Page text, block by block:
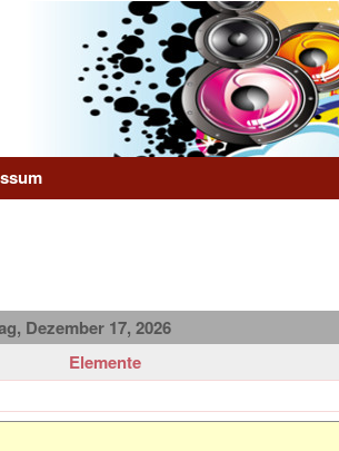
Dezember 17, 2026
Elemente